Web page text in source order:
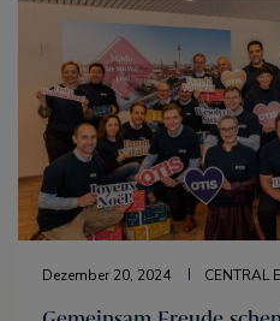
Dezember 20, 2024 CENTRAL